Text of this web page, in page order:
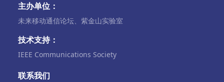
主办单位：
未来移动通信论坛、紫金山实验室
技术支持：
IEEE Communications Society
联系我们